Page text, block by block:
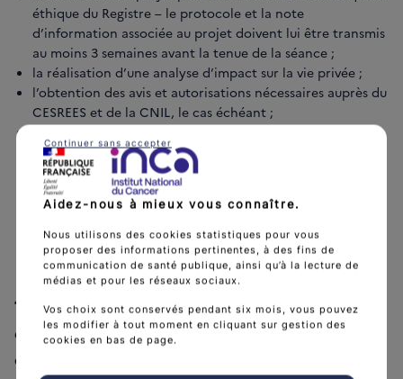
éthique du Registre – le protocole et la note
d’information associée au projet doivent lui être transmis
au moins 3 semaines avant la tenue de la séance ;
la réalisation d’une analyse d’impact sur la vie privée ;
l’obtention des avis et autorisations nécessaires auprès du
CESREES et de la CNIL, le cas échéant ;
conjointe, de sous-traitance ou de mise à disposition de
données ;
la signature d’un engagement de confidentialité par
toutes les personnes physiques devant accéder aux
données sur l’espace projet dédié ;
la réalisation d’une formation sur la prise en main de
l’environnement du registre.
Tout projet de recherche, d’étude ou
d’évaluation présenté par un porteur de projet
doit poursuivre une finalité d’intérêt public
Aidez-nous à mieux vous connaître.
Nous utilisons des cookies statistiques pour vous
proposer des informations pertinentes, à des fins de
communication de santé publique, ainsi qu’à la lecture de
médias et pour les réseaux sociaux.
Vos choix sont conservés pendant six mois, vous pouvez
les modifier à tout moment en cliquant sur gestion des
cookies en bas de page.
Continuer sans accepter